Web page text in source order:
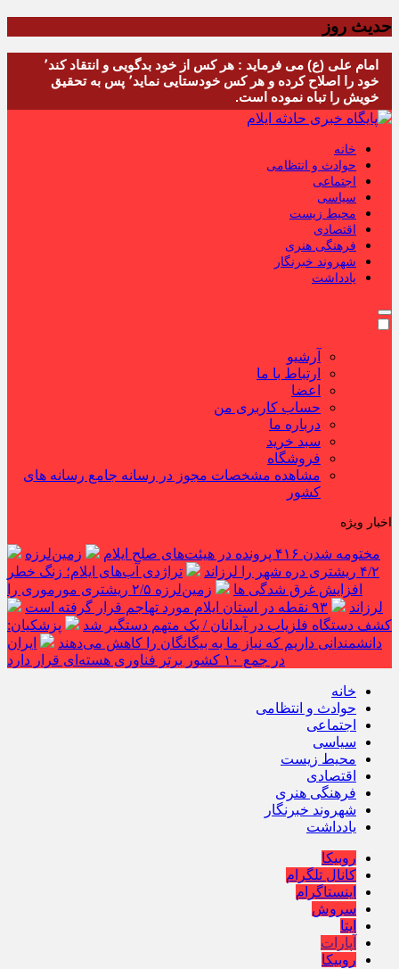
حدیث روز
امام علی (ع) می فرماید : هر کس از خود بدگویی و انتقاد کند٬
خود را اصلاح کرده و هر کس خودستایی نماید٬ پس به تحقیق
خویش را تباه نموده است.
خانه
حوادث و انتظامی
اجتماعی
سیاسی
محیط زیست
اقتصادی
فرهنگی هنری
شهروند خبرنگار
یادداشت
آرشیو
ارتباط با ما
اعضا
حساب کاربری من
درباره ما
سبد خرید
فروشگاه
مشاهده مشخصات مجوز در رسانه جامع رسانه های
کشور
اخبار ویژه
مختومه شدن ۴۱۶ پرونده در هیئت‌های صلح ایلام
زمین‌لرزه
۴/۲ ریشتری دره شهر را لرزاند
تراژدی آب‌های ایلام؛ زنگ خطر
افزایش غرق شدگی ها
زمین‌لرزه ۲/۵ ریشتری مورموری را
لرزاند
۹۳ نقطه در استان ایلام مورد تهاجم قرار گرفته است
کشف دستگاه فلزیاب در آبدانان / یک متهم دستگیر شد
پزشکیان:
دانشمندانی داریم که نیاز ما به بیگانگان را کاهش می‌دهند
ایران
در جمع ۱۰ کشور برتر فناوری هسته‌ای قرار دارد
خانه
حوادث و انتظامی
اجتماعی
سیاسی
محیط زیست
اقتصادی
فرهنگی هنری
شهروند خبرنگار
یادداشت
روبیکا
کانال تلگرام
اینستاگرام
سروش
ایتا
آپارات
روبیکا